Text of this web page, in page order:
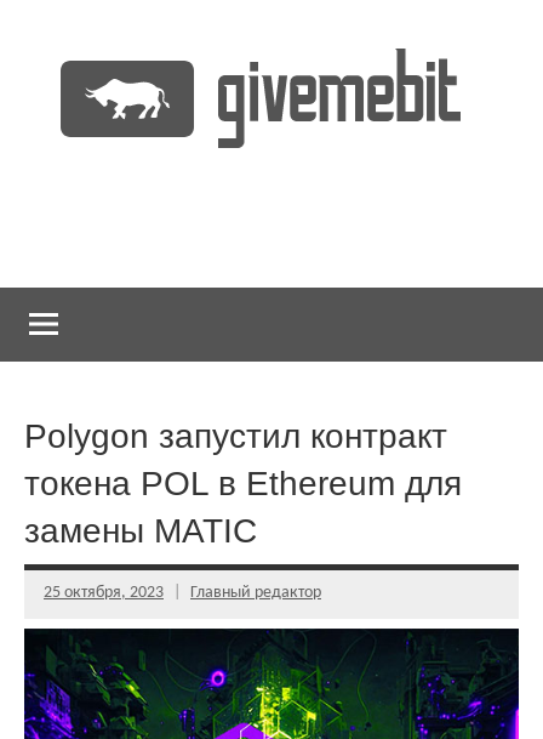
содержимому
Polygon запустил контракт
токена POL в Ethereum для
замены MATIC
25 октября, 2023 Главный редактор